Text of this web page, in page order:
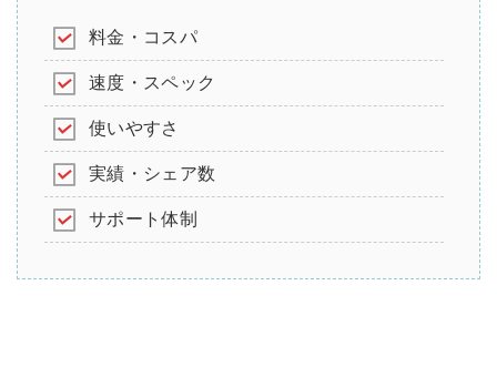
料金・コスパ
速度・スペック
使いやすさ
実績・シェア数
サポート体制